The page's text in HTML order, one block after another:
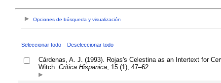
Opciones de búsqueda y visualización
Seleccionar todo Deseleccionar todo
Cárdenas, A. J. (1993). Rojas's Celestina as an Intertext for
Witch. Critica Hispanica, 15 (1), 47–62.